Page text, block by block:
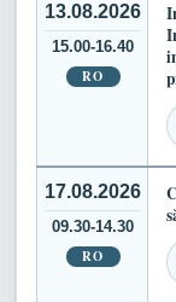
13.08.2026
15.00-16.40
RO
17.08.2026
09.30-14.30
RO